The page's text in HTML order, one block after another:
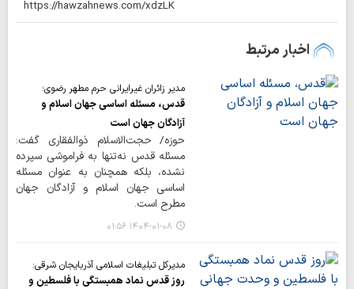
اخبار مرتبط
مدیر زائران غیرایرانی حرم مطهر رضوی؛
قدس، مسئله اساسی جهان اسلام و
آزادگان جهان است
حوزه/ حجت‌الاسلام ذوالفقاری گفت:
مسئله قدس نه‌تنها به فراموشی سپرده
نشده، بلکه همچنان به عنوان مسئله
اساسی جهان اسلام و آزادگان جهان
مطرح است.
۱۴۰۴-۰۱-۰۸ ۰۱:۵۶
مدیرکل تبلیغات اسلامی آذربایجان شرقی:
روز قدس نماد همبستگی با فلسطین و